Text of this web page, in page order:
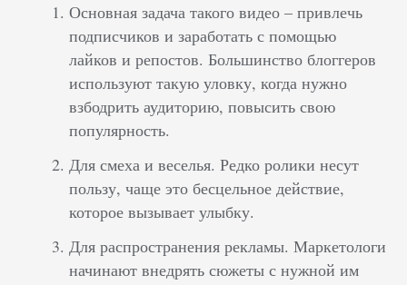
Основная задача такого видео – привлечь
подписчиков и заработать с помощью
лайков и репостов. Большинство блоггеров
используют такую уловку, когда нужно
взбодрить аудиторию, повысить свою
популярность.
Для смеха и веселья. Редко ролики несут
пользу, чаще это бесцельное действие,
которое вызывает улыбку.
Для распространения рекламы. Маркетологи
начинают внедрять сюжеты с нужной им